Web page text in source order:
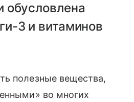
обусловлена
3 и витаминов
полезные вещества,
во многих